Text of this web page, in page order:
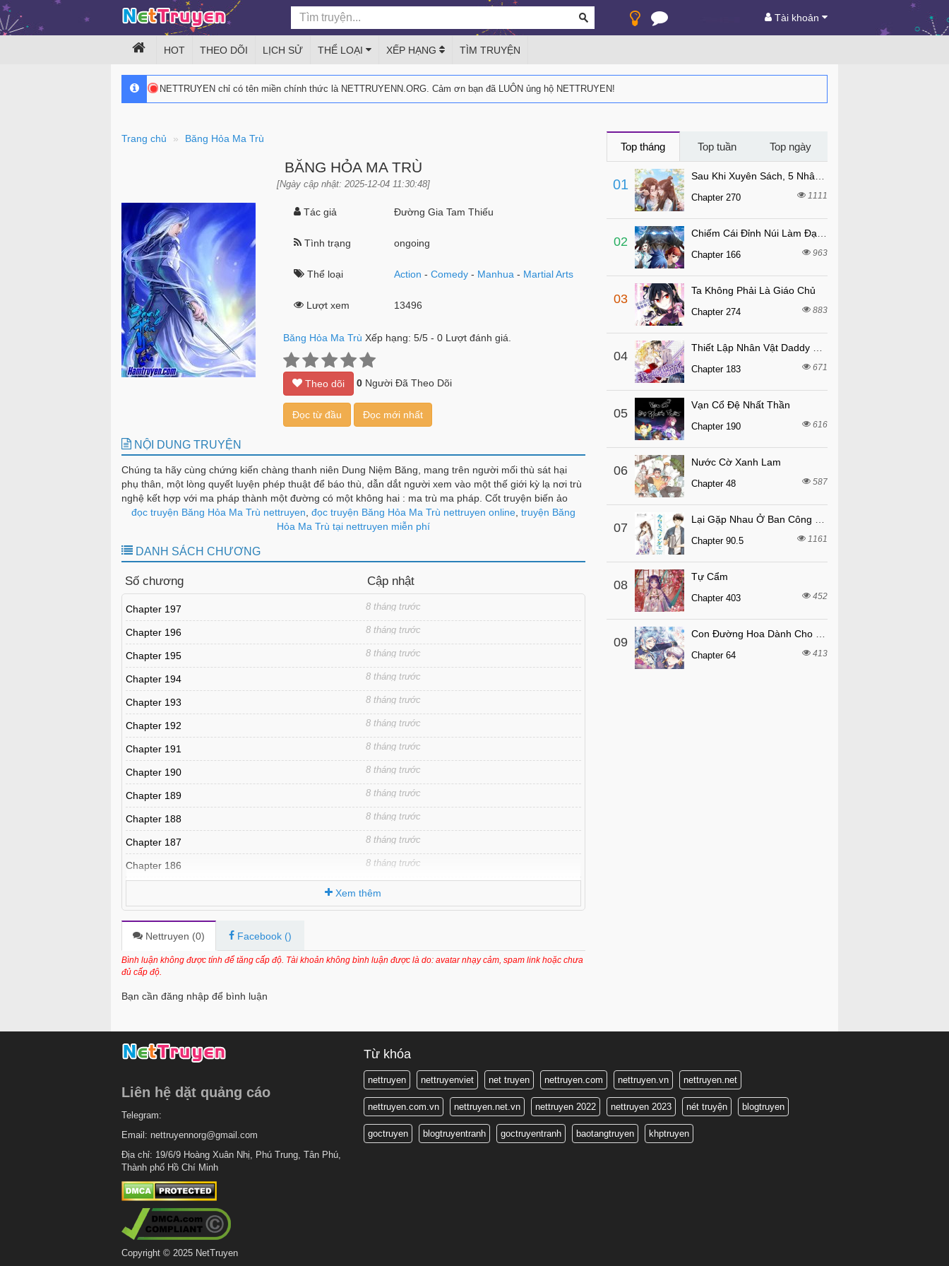
Tài khoản
HOT THEO DÕI LỊCH SỬ THỂ LOẠI XẾP HẠNG TÌM TRUYỆN
NETTRUYEN chỉ có tên miền chính thức là NETTRUYENN.ORG. Cảm ơn bạn đã LUÔN ủng hộ NETTRUYEN!
Trang chủ Băng Hỏa Ma Trù
BĂNG HỎA MA TRÙ
[Ngày cập nhật: 2025-12-04 11:30:48]
Tác giả Đường Gia Tam Thiếu
Tình trạng ongoing
Thể loại Action -Comedy - Manhua - Martial Arts
Lượt xem 13496
Băng Hỏa Ma Trù Xếp hạng: 5/5- 0Lượt đánh giá.
Theo dõi 0Người Đã Theo Dõi
Đọc từ đầu Đọc mới nhất
NỘI DUNG TRUYỆN
Chúng ta hãy cùng chứng kiến chàng thanh niên Dung Niệm Băng, mang trên người mối thù sát hại
phụ thân, một lòng quyết luyện phép thuật để báo thù, dẫn dắt người xem vào một thế giới kỳ lạ nơi trù
nghệ kết hợp với ma pháp thành một đường có một không hai : ma trù ma pháp. Cốt truyện biến ảo
quái dị, lại thêm tài vẽ gấm thêu hoa và khả năng sáng tạo kinh người của Đường gia Tam Thiếu,
khẳng định đây là một tác phẩm không thể bỏ qua, một cực phẩm
đọc truyện Băng Hỏa Ma Trù nettruyen đọc truyện Băng Hỏa Ma Trù nettruyen online, truyện Băng
Hỏa Ma Trù tại nettruyen miễn phí
DANH SÁCH CHƯƠNG
Số chương Cập nhật
Chapter 197 8 tháng trước
Chapter 196 8 tháng trước
Chapter 195 8 tháng trước
Chapter 194 8 tháng trước
Chapter 193 8 tháng trước
Chapter 192 8 tháng trước
Chapter 191 8 tháng trước
Chapter 190 8 tháng trước
Chapter 189 8 tháng trước
Chapter 188 8 tháng trước
Chapter 187 8 tháng trước
Chapter 186 8 tháng trước
Chapter 184 8 tháng trước
Chapter 183
Chapter 182 8 tháng trước
Chapter 180
Chapter 178 8 tháng trước
8 tháng trước
Chapter 176 8 tháng trước
Chapter 175 8 tháng trước
8 tháng trước
Chapter 173
Chapter 172
Chapter 171
Chapter 170
Chapter 169
Xem thêm
Nettruyen (0) Facebook ()
Bình luận không được tính để tăng cấp độ. Tài khoản không bình luận được là do: avatar nhạy cảm, spam link hoặc chưa
đủ cấp độ.
Bạn cần đăng nhập để bình luận
Top tháng Top tuần Top ngày
01
Chapter 270 1111
02
Chapter 166 963
03
Ta Không Phải Là Giáo Chủ
Chapter 274 883
04
Chapter 183 671
05
Vạn Cổ Đệ Nhất Thần
Chapter 190 616
06
Nước Cờ Xanh Lam
Chapter 48 587
07
Chapter 90.5 1161
08
Tự Cẩm
Chapter 403 452
09
Chapter 64 413
Liên hệ dặt quảng cáo
Telegram:
Email: nettruyennorg@gmail.com
Địa chỉ: 19/6/9 Hoàng Xuân Nhị, Phú Trung, Tân Phú,
Thành phố Hồ Chí Minh
Copyright © 2025 NetTruyen
Từ khóa
nettruyen nettruyenviet net truyen nettruyen.com nettruyen.vn nettruyen.net
nettruyen.com.vn nettruyen.net.vn nettruyen 2022 nettruyen 2023 nét truyện blogtruyen
goctruyen blogtruyentranh goctruyentranh baotangtruyen khptruyen